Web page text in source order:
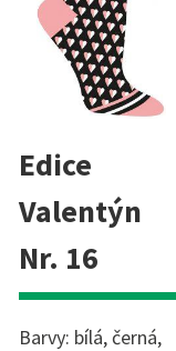
Edice
Valentýn
Nr. 16
Barvy: bílá, černá,